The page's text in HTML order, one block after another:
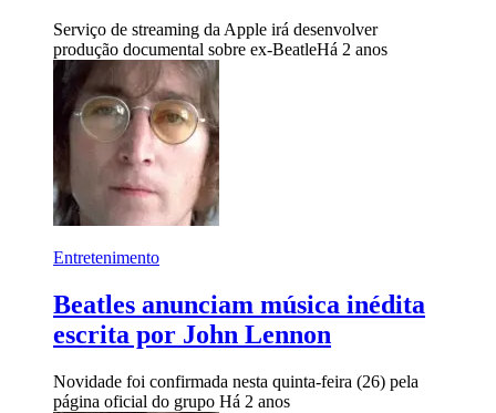
Serviço de streaming da Apple irá desenvolver
produção documental sobre ex-BeatleHá 2 anos
Entretenimento
Beatles anunciam música inédita
escrita por John Lennon
Novidade foi confirmada nesta quinta-feira (26) pela
página oficial do grupo Há 2 anos